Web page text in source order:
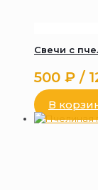
Свечи с
500 ₽ /
В